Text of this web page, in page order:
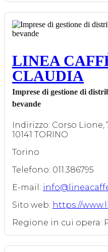
LINEA
CLAUDIA
Imprese di gestione di
bevande
Indirizzo: Corso Lione,
10141 TORINO
Torino
Telefono: 011.386795
E-mail:
Sito web: https://
Regione in cui opera: